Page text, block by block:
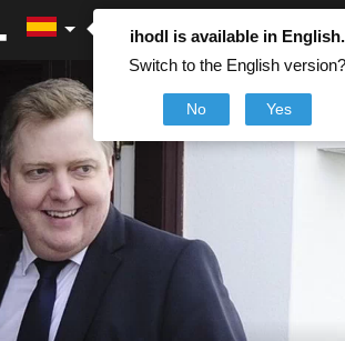
ihodl is available in English.
Switch to the English version?
No Yes
Artículos